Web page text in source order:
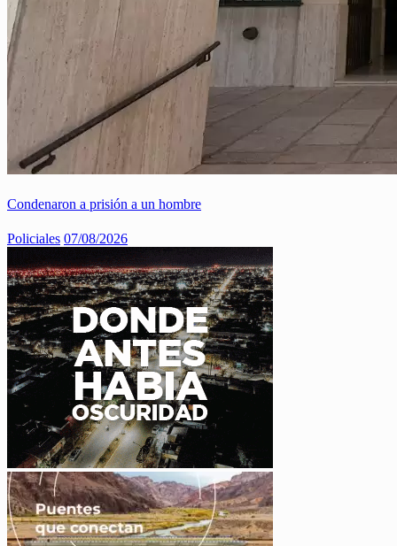
Condenaron a prisión a un hombre
Policiales 07/08/2026